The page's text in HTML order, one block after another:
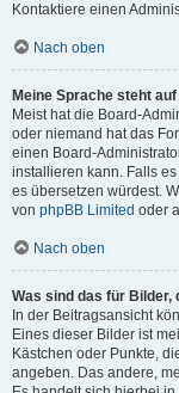
Kontaktiere einen
Nach oben
Meine Sprache steht
Meist hat die Board-
oder niemand hat das
einen Board-
installieren kann. Falls
es übersetzen würdest.
von phpBB Limited oder
Nach oben
Was sind das für Bilder,
In der Beitragsansicht
Eines dieser Bilder ist
Kästchen oder Punkte,
angeben. Das andere,